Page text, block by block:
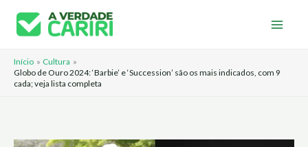
para
conteúdo
Início
Cultura
Globo de Ouro 2024: ‘Barbie’ e ‘Succession’ são os mais indicados, com 9
cada; veja lista completa